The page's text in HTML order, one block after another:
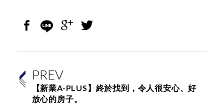
PREV
【新業A-PLUS】終於找到，令人很安心、好
放心的房子。